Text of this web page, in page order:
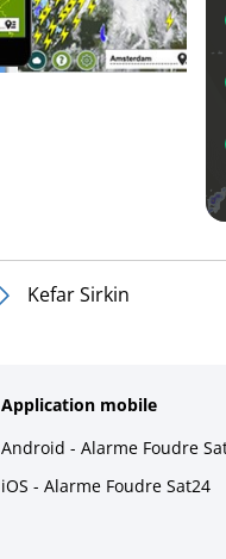
Kefar Sirkin
Application mobile
Android - Alarme Foudre
iOS - Alarme Foudre Sat24